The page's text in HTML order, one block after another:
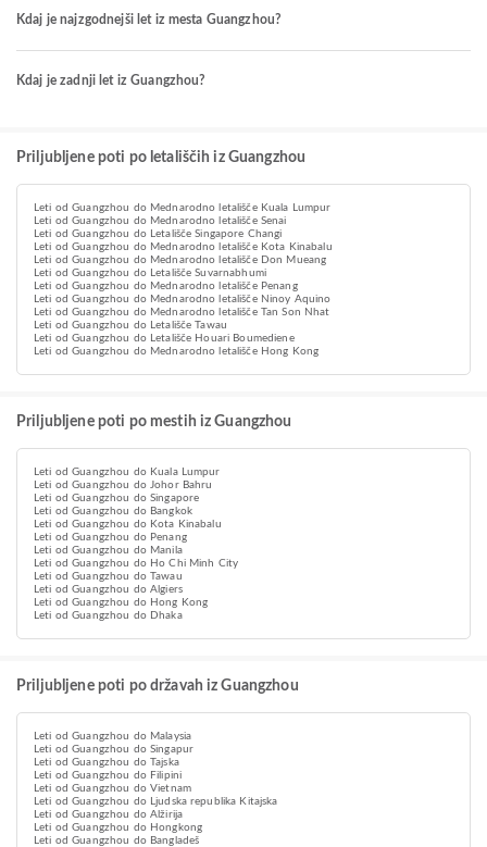
Kdaj je najzgodnejši let iz mesta Guangzhou?
Kdaj je zadnji let iz Guangzhou?
Priljubljene poti po letališčih iz Guangzhou
Leti od Guangzhou do Mednarodno letališče Kuala Lumpur
Leti od Guangzhou do Mednarodno letališče Senai
Leti od Guangzhou do Letališče Singapore Changi
Leti od Guangzhou do Mednarodno letališče Kota Kinabalu
Leti od Guangzhou do Mednarodno letališče Don Mueang
Leti od Guangzhou do Letališče Suvarnabhumi
Leti od Guangzhou do Mednarodno letališče Penang
Leti od Guangzhou do Mednarodno letališče Ninoy Aquino
Leti od Guangzhou do Mednarodno letališče Tan Son Nhat
Leti od Guangzhou do Letališče Tawau
Leti od Guangzhou do Letališče Houari Boumediene
Leti od Guangzhou do Mednarodno letališče Hong Kong
Priljubljene poti po mestih iz Guangzhou
Leti od Guangzhou do Kuala Lumpur
Leti od Guangzhou do Johor Bahru
Leti od Guangzhou do Singapore
Leti od Guangzhou do Bangkok
Leti od Guangzhou do Kota Kinabalu
Leti od Guangzhou do Penang
Leti od Guangzhou do Manila
Leti od Guangzhou do Ho Chi Minh City
Leti od Guangzhou do Tawau
Leti od Guangzhou do Algiers
Leti od Guangzhou do Hong Kong
Leti od Guangzhou do Dhaka
Priljubljene poti po državah iz Guangzhou
Leti od Guangzhou do Malaysia
Leti od Guangzhou do Singapur
Leti od Guangzhou do Tajska
Leti od Guangzhou do Filipini
Leti od Guangzhou do Vietnam
Leti od Guangzhou do Ljudska republika Kitajska
Leti od Guangzhou do Alžirija
Leti od Guangzhou do Hongkong
Leti od Guangzhou do Bangladeš